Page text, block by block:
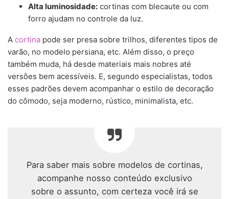
Alta luminosidade: cortinas com blecaute ou com
forro ajudam no controle da luz.
A cortina pode ser presa sobre trilhos, diferentes tipos de
varão, no modelo persiana, etc. Além disso, o preço
também muda, há desde materiais mais nobres até
versões bem acessíveis. E, segundo especialistas, todos
esses padrões devem acompanhar o estilo de decoração
do cômodo, seja moderno, rústico, minimalista, etc.
Para saber mais sobre modelos de cortinas,
acompanhe nosso conteúdo exclusivo
sobre o assunto, com certeza você irá se